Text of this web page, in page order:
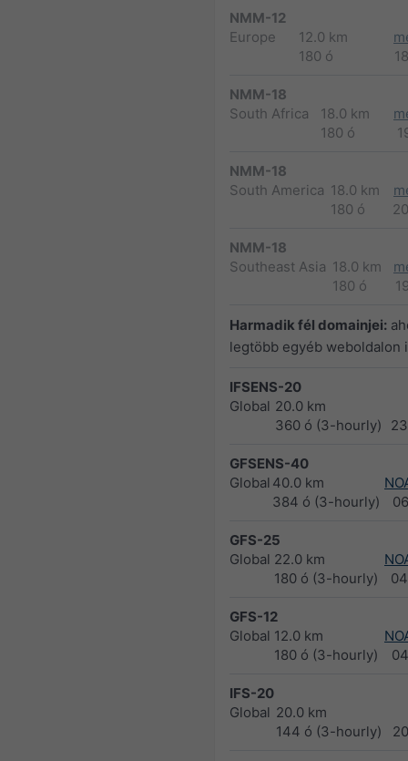
NMM-12
Europe
12.0 km
180 ó
NMM-18
South Africa
18.0 km
180 ó
NMM-18
South America 18.0 km
180 ó
NMM-18
Southeast Asia 18.0 km
180 ó
Harmadik fél domainjei:
legtöbb egyéb weboldalon
IFSENS-20
Global 20.0 km
360 ó (3-hourly)
GFSENS-40
Global 40.0 km
384 ó (3-hourly)
GFS-25
Global 22.0 km
180 ó (3-hourly)
GFS-12
Global 12.0 km
180 ó (3-hourly)
IFS-20
Global 20.0 km
144 ó (3-hourly)